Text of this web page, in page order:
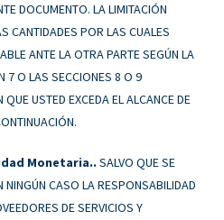
DOCUMENTO. LA LIMITACIÓN
CANTIDADES POR LAS CUALES
ANTE LA OTRA PARTE SEGÚN LA
7 O LAS SECCIONES 8 O 9
USTED EXCEDA EL ALCANCE DE
Monetaria.. SALVO QUE SE
CASO LA RESPONSABILIDAD
DE SERVICIOS Y